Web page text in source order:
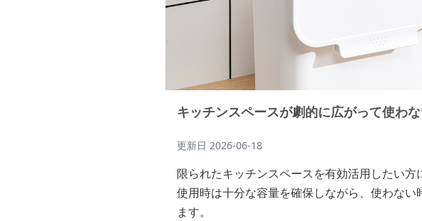
キッチンスペースが劇的に広がって使わ
更新日 2026-06-18
限られたキッチンスペースを有効活用したい方
使用時は十分な容量を確保しながら、使わな
ます。